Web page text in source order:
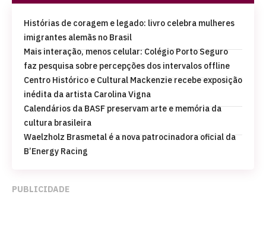
Histórias de coragem e legado: livro celebra mulheres
imigrantes alemãs no Brasil
Mais interação, menos celular: Colégio Porto Seguro
faz pesquisa sobre percepções dos intervalos offline
Centro Histórico e Cultural Mackenzie recebe exposição
inédita da artista Carolina Vigna
Calendários da BASF preservam arte e memória da
cultura brasileira
Waelzholz Brasmetal é a nova patrocinadora oficial da
B’Energy Racing
PUBLICIDADE